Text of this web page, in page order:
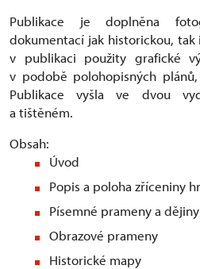
Publikace je doplněna
dokumentací jak historickou, tak
v publikaci použity grafické
v podobě polohopisných
Publikace vyšla ve dvou
a tištěném.
Obsah:
Úvod
Popis a poloha zříceniny
Písemné prameny a
Obrazové prameny
Historické mapy